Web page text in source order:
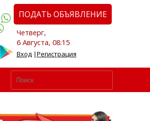
ПОДАТЬ ОБЪЯВЛЕНИЕ
Четверг,
6 Августа, 08:15
Вход|Регистрация